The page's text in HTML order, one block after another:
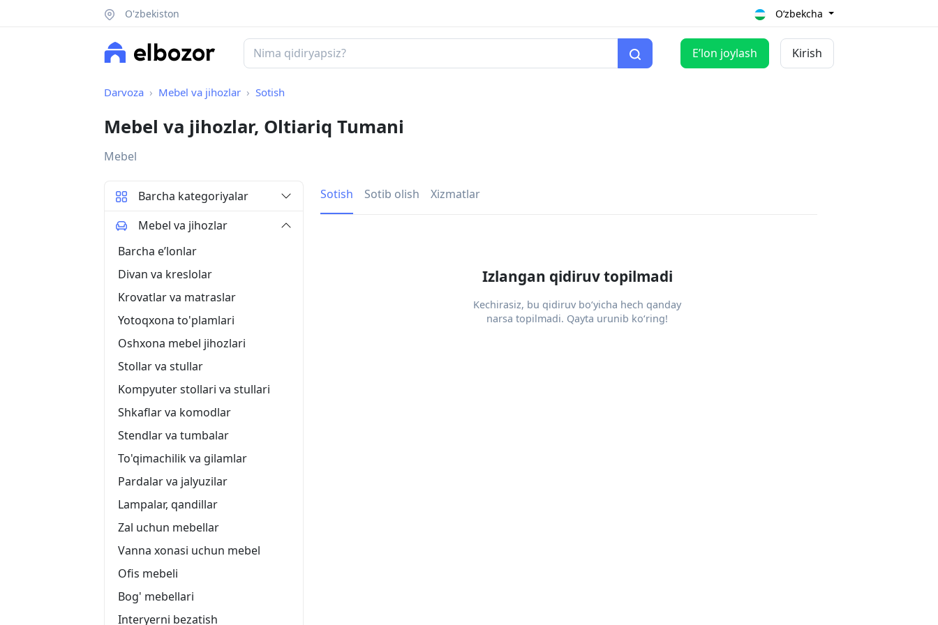
O'zbekiston O‘zbekcha
Eʼlon joylash Kirish
Darvoza Mebel va jihozlar Sotish
Mebel va jihozlar, Oltiariq Tumani
Mebel
Sotish Sotib olish Xizmatlar
Izlangan qidiruv topilmadi
Kechirasiz, bu qidiruv bo‘yicha hech qanday
narsa topilmadi. Qayta urunib ko‘ring!
Barcha kategoriyalar
Mebel va jihozlar
Barcha eʼlonlar
Divan va kreslolar
Krovatlar va matraslar
Yotoqxona to'plamlari
Oshxona mebel jihozlari
Stollar va stullar
Kompyuter stollari va stullari
Shkaflar va komodlar
Stendlar va tumbalar
To'qimachilik va gilamlar
Pardalar va jalyuzilar
Lampalar, qandillar
Zal uchun mebellar
Vanna xonasi uchun mebel
Ofis mebeli
Bog' mebellari
Interyerni bezatish